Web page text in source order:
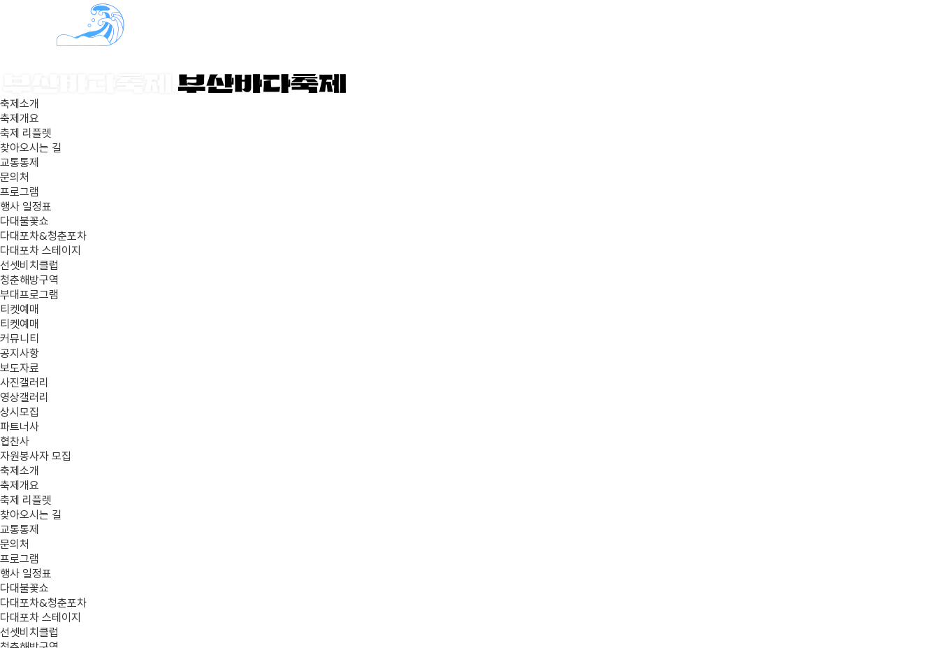
축제소개
축제개요
축제 리플렛
찾아오시는 길
교통통제
문의처
프로그램
행사 일정표
다대불꽃쇼
다대포차&청춘포차
다대포차 스테이지
선셋비치클럽
청춘해방구역
부대프로그램
티켓예매
티켓예매
커뮤니티
공지사항
보도자료
사진갤러리
영상갤러리
상시모집
파트너사
협찬사
자원봉사자 모집
축제소개
축제개요
축제 리플렛
찾아오시는 길
교통통제
문의처
프로그램
행사 일정표
다대불꽃쇼
다대포차&청춘포차
다대포차 스테이지
선셋비치클럽